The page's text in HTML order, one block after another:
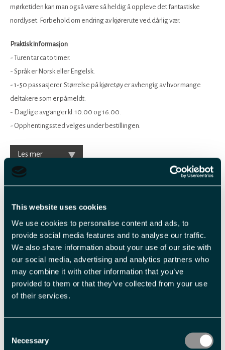
This website uses cookies
We use cookies to personalise content and ads, to
provide social media features and to analyse our traffic.
We also share information about your use of our site with
our social media, advertising and analytics partners who
may combine it with other information that you’ve
provided to them or that they’ve collected from your use
of their services.
Selection
Necessary
mørketiden kan man også være så heldig å oppleve det fantastiske
nordlyset. Forbehold om endring av kjørerute ved dårlig vær.
Praktisk informasjon
- Turen tar ca to timer.
- Språk er Norsk eller Engelsk.
- 1-50 passasjerer. Størrelse på kjøretøy er avhengig av hvor mange
deltakere som er påmeldt.
- Daglige avganger kl. 10.00 og 16.00.
- Opphentingssted velges under bestillingen.
Les mer
1
-
Veiledende priser
Billettype Billettavgift